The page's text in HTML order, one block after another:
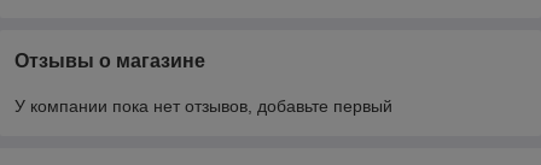
Отзывы о магазине
У компании пока нет отзывов, добавьте первый